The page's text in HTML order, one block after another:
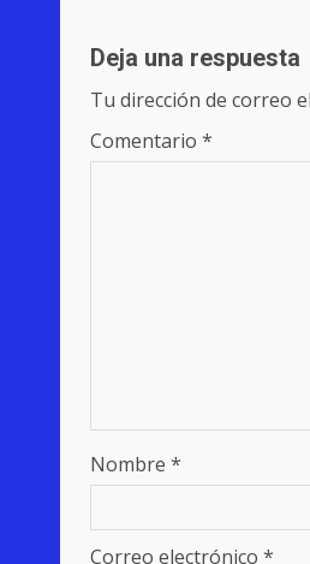
Deja una respuesta
Tu dirección de correo
Comentario *
Nombre *
Correo electrónico *